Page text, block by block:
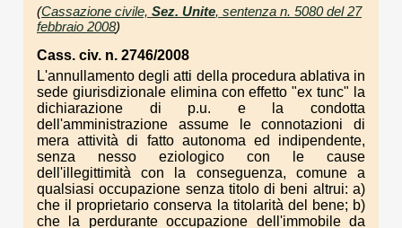
(Cassazione civile, Sez. Unite, sentenza n. 5080 del 27
febbraio 2008)
Cass. civ. n. 2746/2008
L'annullamento degli atti della procedura ablativa in
sede giurisdizionale elimina con effetto "ex tunc" la
dichiarazione di p.u. e la condotta
dell'amministrazione assume le connotazioni di
mera attività di fatto autonoma ed indipendente,
senza nesso eziologico con le cause
dell'illegittimità con la conseguenza, comune a
qualsiasi occupazione senza titolo di beni altrui: a)
che il proprietario conserva la titolarità del bene; b)
che la perdurante occupazione dell'immobile da